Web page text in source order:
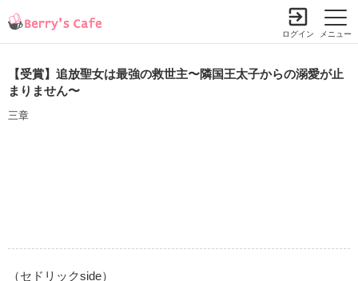
メニュー
ログイン
【受賞】追放聖女は最強の救世主〜隣国王太子からの溺愛が止
まりません〜
三章
（セドリックside）